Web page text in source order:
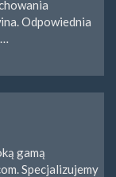
Odpowiednia
gamą
Specjalizujemy